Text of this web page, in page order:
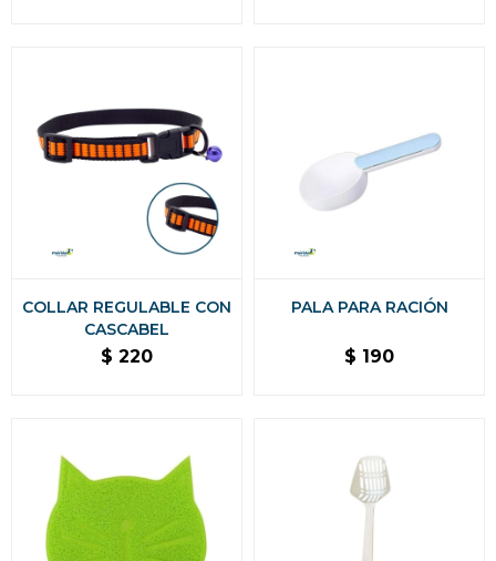
COLLAR REGULABLE CON
CASCABEL
$ 220
PALA PARA RACIÓN
$ 190